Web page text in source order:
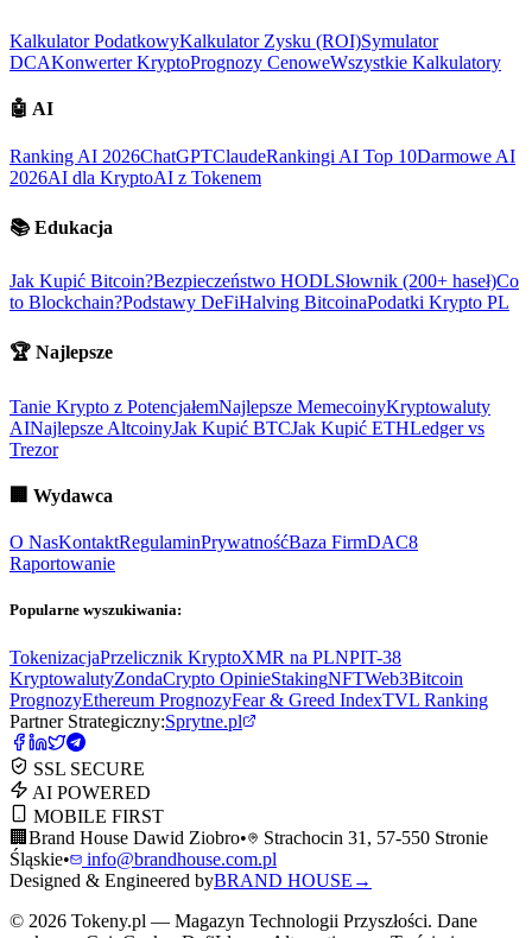
Kalkulator PodatkowyKalkulator Zysku (ROI)Symulator
DCAKonwerter KryptoPrognozy CenoweWszystkie Kalkulatory
🤖 AI
Ranking AI 2026ChatGPTClaudeRankingi AI Top 10Darmowe AI
2026AI dla KryptoAI z Tokenem
📚 Edukacja
Jak Kupić Bitcoin?Bezpieczeństwo HODLSłownik (200+ haseł)Co
to Blockchain?Podstawy DeFiHalving BitcoinaPodatki Krypto PL
🏆 Najlepsze
Tanie Krypto z PotencjałemNajlepsze MemecoinyKryptowaluty
AINajlepsze AltcoinyJak Kupić BTCJak Kupić ETHLedger vs
Trezor
🏢 Wydawca
O NasKontaktRegulaminPrywatnośćBaza FirmDAC8
Raportowanie
Popularne wyszukiwania:
TokenizacjaPrzelicznik KryptoXMR na PLNPIT-38
KryptowalutyZondaCrypto OpinieStakingNFTWeb3Bitcoin
PrognozyEthereum PrognozyFear & Greed IndexTVL Ranking
Partner Strategiczny:Sprytne.pl
SSL SECURE
AI POWERED
MOBILE FIRST
🏢 Brand House Dawid Ziobro•
Strachocin 31, 57-550 Stronie
Śląskie•
info@brandhouse.com.pl
Designed & Engineered byBRAND HOUSE →
© 2026 Tokeny.pl — Magazyn Technologii Przyszłości. Dane